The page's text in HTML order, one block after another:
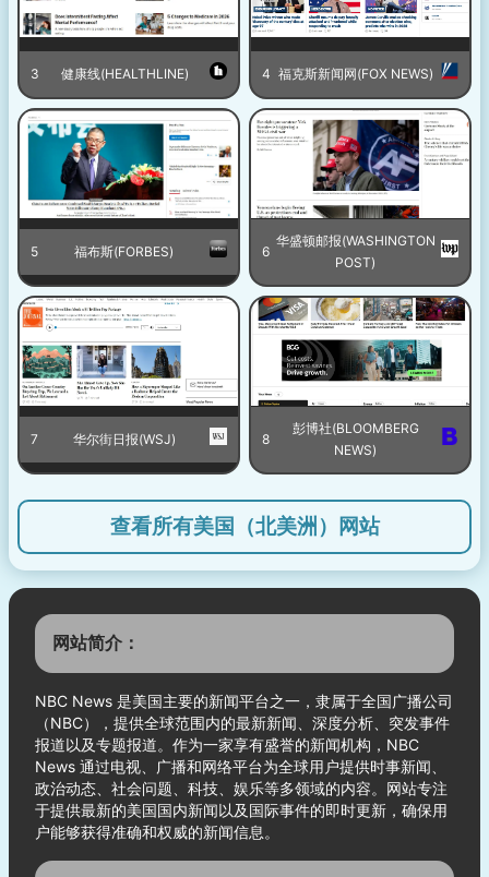
3 健康线(HEALTHLINE) 4 福克斯新闻网(FOX NEWS)
5 福布斯(FORBES) 6
华盛顿邮报(WASHINGTON
POST)
7 华尔街日报(WSJ) 8
彭博社(BLOOMBERG
NEWS)
查看所有美国（北美洲）网站
网站简介：
NBC News 是美国主要的新闻平台之一，隶属于全国广播公司
（NBC），提供全球范围内的最新新闻、深度分析、突发事件
报道以及专题报道。作为一家享有盛誉的新闻机构，NBC
News 通过电视、广播和网络平台为全球用户提供时事新闻、
政治动态、社会问题、科技、娱乐等多领域的内容。网站专注
于提供最新的美国国内新闻以及国际事件的即时更新，确保用
户能够获得准确和权威的新闻信息。